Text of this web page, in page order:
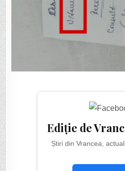
Ediție de
Știri din Vrancea,